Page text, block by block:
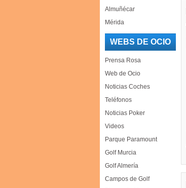
Almuñécar
Mérida
WEBS DE OCIO
Prensa Rosa
Web de Ocio
Noticias Coches
Teléfonos
Noticias Poker
Videos
Parque Paramount
Golf Murcia
Golf Almería
Campos de Golf